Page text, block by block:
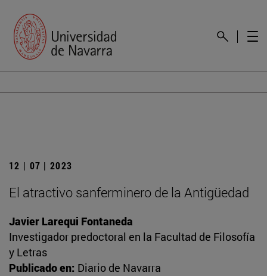
12 | 07 | 2023
El atractivo sanferminero de la Antigüedad
Javier Larequi Fontaneda
Investigador predoctoral en la Facultad de Filosofía
y Letras
Publicado en: Diario de Navarra